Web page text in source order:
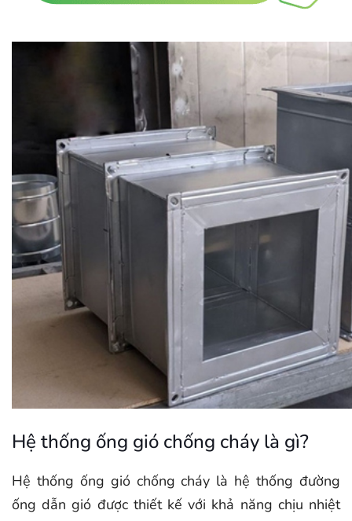
Hệ thống ống gió chống cháy là gì?
Hệ thống ống gió chống cháy là hệ thống đường
ống dẫn gió được thiết kế với khả năng chịu nhiệt